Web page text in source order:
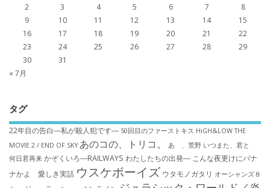
2
3 4 5 6 7
8
9
10 11 12 13 14
15
16
17 18 19 20 21
22
23
24 25 26 27 28
29
30
31
« 7月
タグ
22年目の告白―私が殺人犯です― 50回目のファーストキス HiGH&LOW THE
MOVIE 2 / END OF SKY あのコの、トリコ。 あゝ、荒野 いつまた、君と
何日君再来 かぞくいろ―RAILWAYS わたしたちの出発― こんな夜更けにバナ
ナかよ 愛しき実話 ウスケボーイズ ウタモノガタリ オーシャンズ８